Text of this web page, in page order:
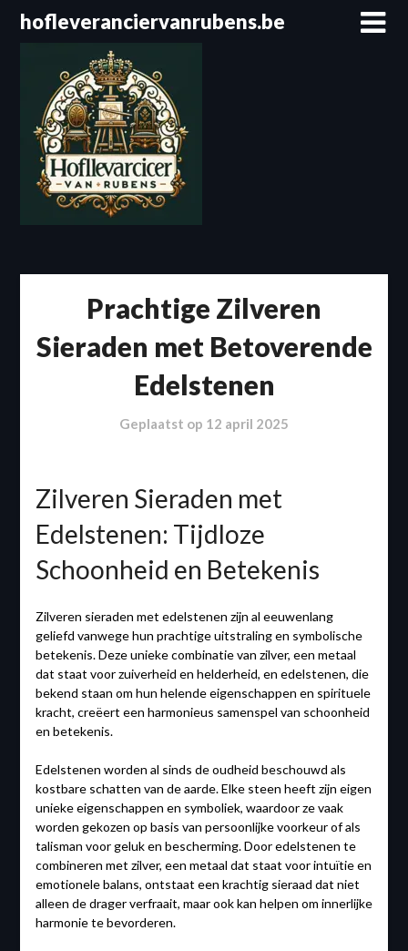
Spring
naar
hofleveranciervanrubens.be
Prachtige Zilveren
Sieraden met Betoverende
Edelstenen
Geplaatst op 12 april 2025
Zilveren Sieraden met
Edelstenen: Tijdloze
Schoonheid en Betekenis
Zilveren sieraden met edelstenen zijn al eeuwenlang
geliefd vanwege hun prachtige uitstraling en symbolische
betekenis. Deze unieke combinatie van zilver, een metaal
dat staat voor zuiverheid en helderheid, en edelstenen, die
bekend staan om hun helende eigenschappen en spirituele
kracht, creëert een harmonieus samenspel van schoonheid
en betekenis.
Edelstenen worden al sinds de oudheid beschouwd als
kostbare schatten van de aarde. Elke steen heeft zijn eigen
unieke eigenschappen en symboliek, waardoor ze vaak
worden gekozen op basis van persoonlijke voorkeur of als
talisman voor geluk en bescherming. Door edelstenen te
combineren met zilver, een metaal dat staat voor intuïtie en
emotionele balans, ontstaat een krachtig sieraad dat niet
alleen de drager verfraait, maar ook kan helpen om innerlijke
harmonie te bevorderen.